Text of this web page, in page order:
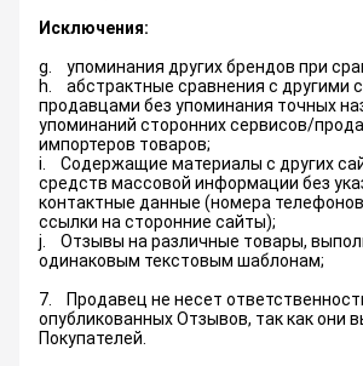
Исключения:
g. упоминания других брендов при
h. абстрактные сравнения с другими
продавцами без упоминания точных
упоминаний сторонних сервисов/
импортеров товаров;
i. Содержащие материалы с других
средств массовой информации без
контактные данные (номера
ссылки на сторонние сайты);
j. Отзывы на различные товары,
одинаковым текстовым шаблонам;
7. Продавец не несет
опубликованных Отзывов, так как они
Покупателей.